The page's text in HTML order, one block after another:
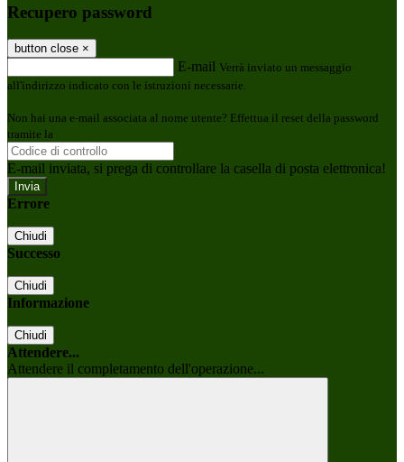
Recupero password
button close ×
E-mail Verrà inviato un messaggio
all'indirizzo indicato con le istruzioni necessarie.
Non hai una e-mail associata al nome utente? Effettua il reset della password
tramite la
E-mail inviata, si prega di controllare la casella di posta elettronica!
Errore
Chiudi
Successo
Chiudi
Informazione
Chiudi
Attendere...
Attendere il completamento dell'operazione...